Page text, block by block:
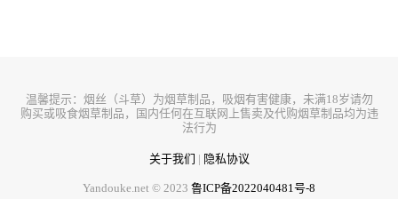
温馨提示：烟丝（斗草）为烟草制品，吸烟有害健康，未满18岁请勿
购买或吸食烟草制品，国内任何在互联网上售卖及代购烟草制品均为违
法行为
关于我们 | 隐私协议
Yandouke.net © 2023 鲁ICP备2022040481号-8